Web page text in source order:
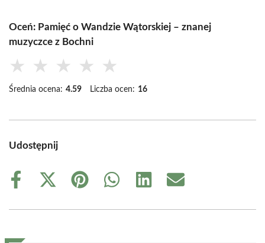
Oceń: Pamięć o Wandzie Wątorskiej – znanej
muzyczce z Bochni
★ ★ ★ ★ ★
Średnia ocena: 4.59 Liczba ocen: 16
Udostępnij
Share
Share
(Twitter)
Share
Share
Share
Share